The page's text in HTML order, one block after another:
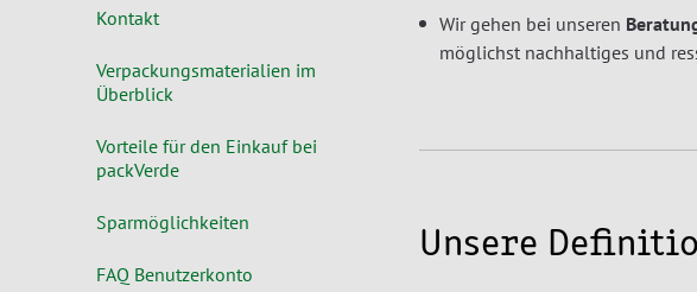
Wir gehen bei unseren
möglichst nachhaltiges und
Unsere
Kontakt
Verpackungsmaterialien im
Überblick
Vorteile für den Einkauf bei
packVerde
Sparmöglichkeiten
FAQ Benutzerkonto